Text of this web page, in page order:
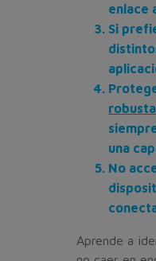
enlace
Si
una
No
Aprende a